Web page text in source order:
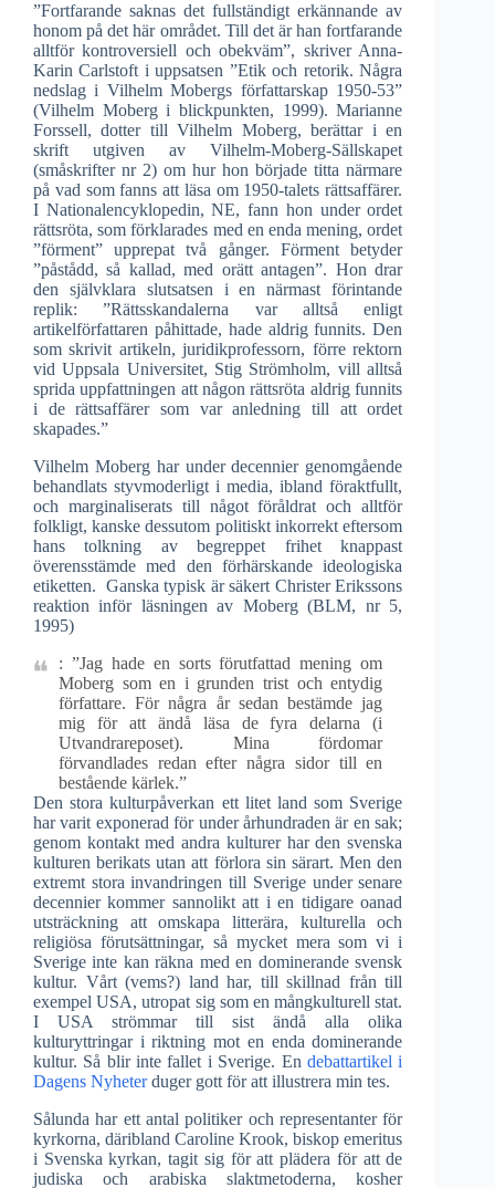
”Fortfarande saknas det fullständigt erkännande av
honom på det här området. Till det är han fortfarande
alltför kontroversiell och obekväm”, skriver Anna-
Karin Carlstoft i uppsatsen ”Etik och retorik. Några
nedslag i Vilhelm Mobergs författarskap 1950-53”
(Vilhelm Moberg i blickpunkten, 1999). Marianne
Forssell, dotter till Vilhelm Moberg, berättar i en
skrift utgiven av Vilhelm-Moberg-Sällskapet
(småskrifter nr 2) om hur hon började titta närmare
på vad som fanns att läsa om 1950-talets rättsaffärer.
I Nationalencyklopedin, NE, fann hon under ordet
rättsröta, som förklarades med en enda mening, ordet
”förment” upprepat två gånger. Förment betyder
”påstådd, så kallad, med orätt antagen”. Hon drar
den självklara slutsatsen i en närmast förintande
replik: ”Rättsskandalerna var alltså enligt
artikelförfattaren påhittade, hade aldrig funnits. Den
som skrivit artikeln, juridikprofessorn, förre rektorn
vid Uppsala Universitet, Stig Strömholm, vill alltså
sprida uppfattningen att någon rättsröta aldrig funnits
i de rättsaffärer som var anledning till att ordet
skapades.”
Vilhelm Moberg har under decennier genomgående
behandlats styvmoderligt i media, ibland föraktfullt,
och marginaliserats till något föråldrat och alltför
folkligt, kanske dessutom politiskt inkorrekt eftersom
hans tolkning av begreppet frihet knappast
överensstämde med den förhärskande ideologiska
etiketten. Ganska typisk är säkert Christer Erikssons
reaktion inför läsningen av Moberg (BLM, nr 5,
1995)
: ”Jag hade en sorts förutfattad mening om
Moberg som en i grunden trist och entydig
författare. För några år sedan bestämde jag
mig för att ändå läsa de fyra delarna (i
Utvandrareposet). Mina fördomar
förvandlades redan efter några sidor till en
bestående kärlek.”
Den stora kulturpåverkan ett litet land som Sverige
har varit exponerad för under århundraden är en sak;
genom kontakt med andra kulturer har den svenska
kulturen berikats utan att förlora sin särart. Men den
extremt stora invandringen till Sverige under senare
decennier kommer sannolikt att i en tidigare oanad
utsträckning att omskapa litterära, kulturella och
religiösa förutsättningar, så mycket mera som vi i
Sverige inte kan räkna med en dominerande svensk
kultur. Vårt (vems?) land har, till skillnad från till
exempel USA, utropat sig som en mångkulturell stat.
I USA strömmar till sist ändå alla olika
kulturyttringar i riktning mot en enda dominerande
kultur. Så blir inte fallet i Sverige. En debattartikel i
Dagens Nyheterduger gott för att illustrera min tes.
Sålunda har ett antal politiker och representanter för
kyrkorna, däribland Caroline Krook, biskop emeritus
i Svenska kyrkan, tagit sig för att plädera för att de
judiska och arabiska slaktmetoderna, kosher